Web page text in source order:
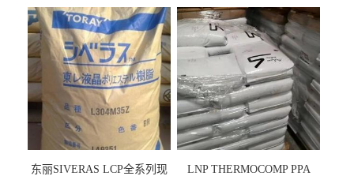
东丽SIVERAS LCP全系列现
LNP THERMOCOMP PPA